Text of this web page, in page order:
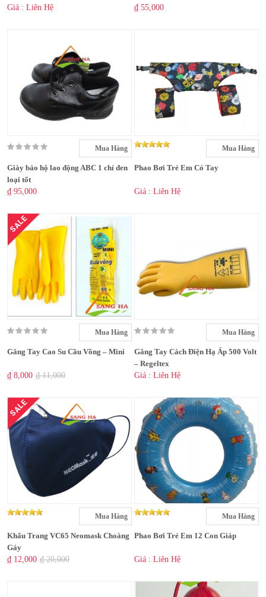
Giá : Liên Hệ ₫ 55,000
Mua Hàng
Giày bảo hộ lao động ABC 1 chỉ đen
loại tốt
₫ 95,000
Mua Hàng
Phao Bơi Trẻ Em Có Tay
Giá : Liên Hệ
SALE
Mua Hàng
Găng Tay Cao Su Cầu Vồng – Mini
₫ 8,000 ₫ 11,000
Mua Hàng
Găng Tay Cách Điện Hạ Áp 500 Volt
– Regeltex
Giá : Liên Hệ
SALE
Mua Hàng
Khẩu Trang VC65 Neomask Choàng
Gáy
₫ 12,000 ₫ 20,000
Mua Hàng
Phao Bơi Trẻ Em 12 Con Giáp
Giá : Liên Hệ